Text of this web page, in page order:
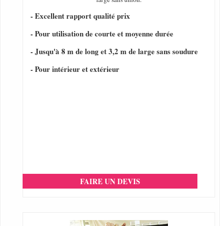
- Excellent rapport qualité prix
- Pour utilisation de courte et moyenne durée
- Jusqu'à 8 m de long et 3,2 m de large sans soudure
- Pour intérieur et extérieur
FAIRE UN DEVIS